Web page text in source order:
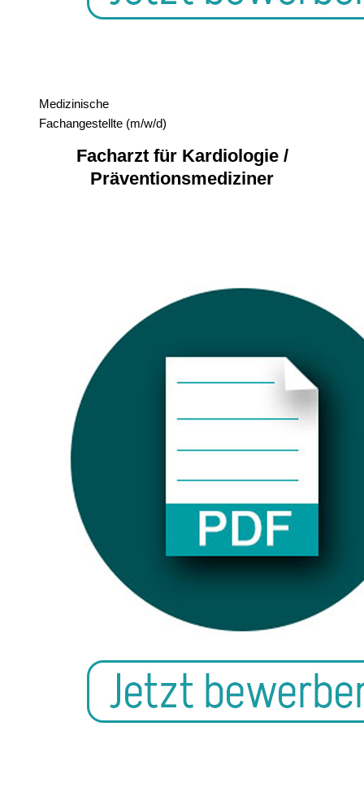
Medizinische
Fachangestellte (m/w/d)
Facharzt für Kardiologie /
Präventionsmediziner